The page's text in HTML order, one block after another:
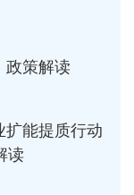
政策解读
扩能提质行动
读